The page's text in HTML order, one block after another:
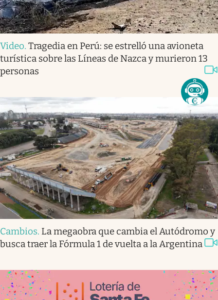
Video. Tragedia en Perú: se estrelló una avioneta
turística sobre las Líneas de Nazca y murieron 13
personas
Cambios. La megaobra que cambia el Autódromo y
busca traer la Fórmula 1 de vuelta a la Argentina